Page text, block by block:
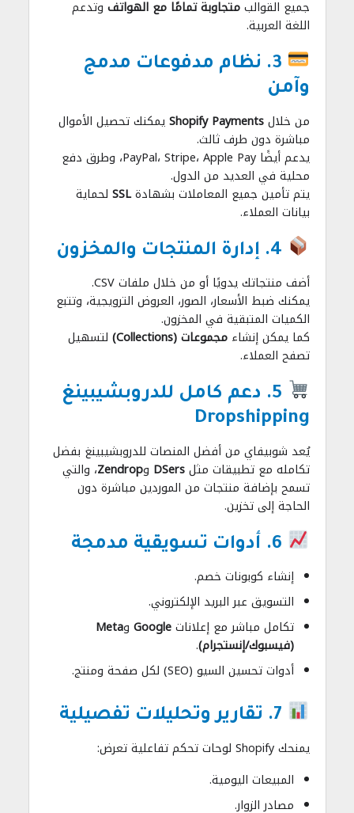
جميع القوالبمتجاوبة تمامًا مع الهواتف وتدعم
اللغة العربية.
3. نظام مدفوعات مدمج
وآمن
من خلالShopify Paymentsيمكنك تحصيل الأموال
مباشرة دون طرف ثالث.
يدعم أيضًا PayPal، Stripe، Apple Pay، وطرق دفع
محلية في العديد من الدول.
يتم تأمين جميع المعاملات بشهادةSSL لحماية
بيانات العملاء.
أضف منتجاتك يدويًا أو من خلال ملفات CSV.
يمكنك ضبط الأسعار، الصور، العروض الترويجية، وتتبع
الكميات المتبقية في المخزون.
كما يمكن إنشاءمجموعات (Collections)
لتسهيل
تصفح العملاء.
5. دعم كامل للدروبشيبينغ
Dropshipping
يُعد شوبيفاي من أفضل المنصات للدروبشيبينغ بفضل
تكامله مع تطبيقات مثلDSers وZendrop، والتي
تسمح بإضافة منتجات من الموردين مباشرة دون
الحاجة إلى تخزين.
إنشاء كوبونات خصم.
التسويق عبر البريد الإلكتروني.
تكامل مباشر مع إعلاناتGoogle وMeta
(فيسبوك/إنستجرام).
أدوات تحسين السيو (SEO) لكل صفحة ومنتج.
يمنحك Shopify لوحات تحكم تفاعلية تعرض:
المبيعات اليومية.
مصادر الزوار.